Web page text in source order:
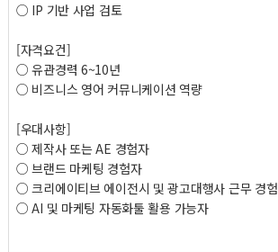
○ IP 기반 사업 검토
[자격요건]
○ 유관경력 6~10년
○ 비즈니스 영어 커뮤니케이션 역량
[우대사항]
○ 제작사 또는 AE 경험자
○ 브랜드 마케팅 경험자
○ 크리에이티브 에이전시 및 광고대행사 근무 경험
○ AI 및 마케팅 자동화툴 활용 가능자